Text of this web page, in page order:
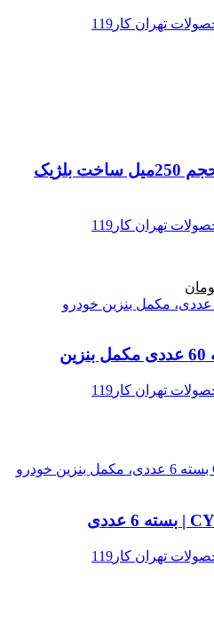
تهران کار119
اکتان بوستر زنوم xenumحجم 250میل ساخت بلژیک
تهران کار119
تهران کار119
تهران کار119